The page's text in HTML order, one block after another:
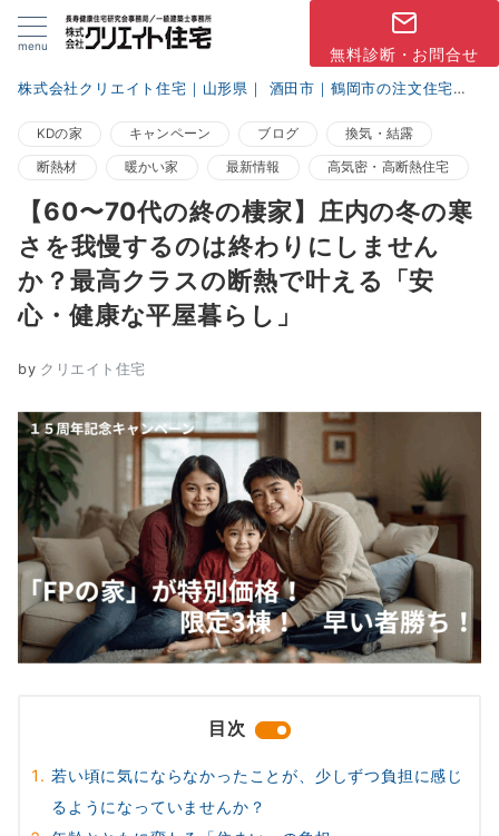
menu 無料診断・お問合せ
株式会社クリエイト住宅｜山形県｜ 酒田市｜鶴岡市の注文住宅
KDの家 キャンペーン ブログ 換気・結露
断熱材 暖かい家 最新情報 高気密・高断熱住宅
【60〜70代の終の棲家】庄内の冬の寒
さを我慢するのは終わりにしません
か？最高クラスの断熱で叶える「安
心・健康な平屋暮らし」
by クリエイト住宅
目次
若い頃に気にならなかったことが、少しずつ負担に感じ
るようになっていませんか？